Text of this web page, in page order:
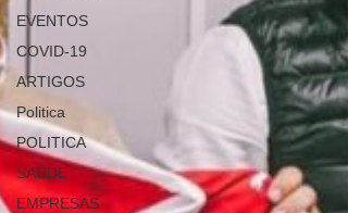
EVENTOS
COVID-19
ARTIGOS
Politica
POLITICA
SAÚDE
EMPRESAS